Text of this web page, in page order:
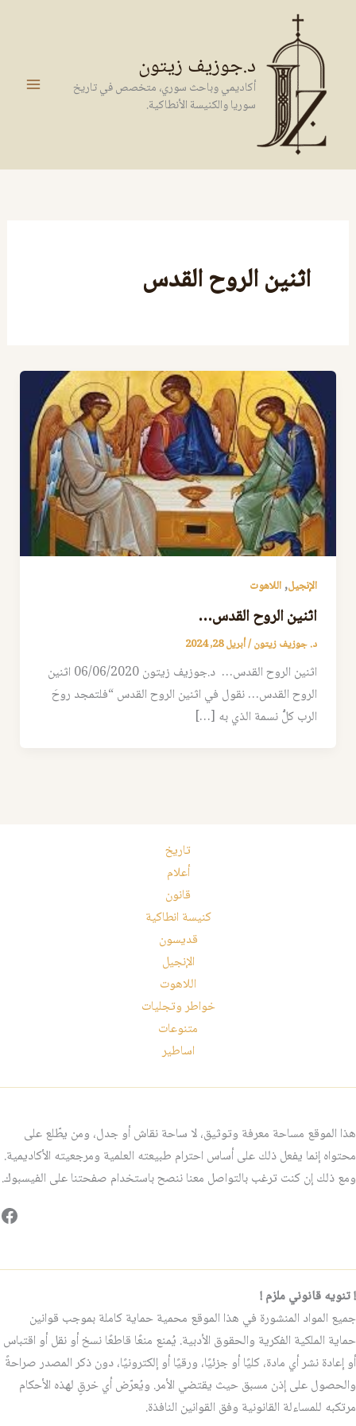
المحتوى
د.جوزيف زيتون
أكاديمي وباحث سوري، متخصص في تاريخ
سوريا والكنيسة الأنطاكية.
اثنين الروح القدس
الإنجيل,اللاهوت
اثنين الروح القدس…
د. جوزيف زيتون/أبريل 28, 2024
اثنين الروح القدس… د.جوزيف زيتون 06/06/2020 اثنين
الروح القدس… نقول في اثنين الروح القدس “فلتمجد روحَ
الرب كلُّ نسمة الذي به […]
تاريخ
أعلام
قانون
كنيسة انطاكية
قديسون
الإنجيل
اللاهوت
خواطر وتجليات
متنوعات
اساطير
هذا الموقع مساحة معرفة وتوثيق، لا ساحة نقاش أو جدل، ومن يطّلع على
محتواه إنما يفعل ذلك على أساس احترام طبيعته العلمية ومرجعيته الأكاديمية.
ومع ذلك إن كنت ترغب بالتواصل معنا ننصح باستخدام صفحتنا على الفيسبوك.
! تنويه قانوني ملزم !
جميع المواد المنشورة في هذا الموقع محمية حماية كاملة بموجب قوانين
حماية الملكية الفكرية والحقوق الأدبية. يُمنع منعًا قاطعًا نسخ أو نقل أو اقتباس
أو إعادة نشر أي مادة، كليًا أو جزئيًا، ورقيًا أو إلكترونيًا، دون ذكر المصدر صراحةً
والحصول على إذن مسبق حيث يقتضي الأمر. ويُعرّض أي خرقٍ لهذه الأحكام
مرتكبه للمساءلة القانونية وفق القوانين النافذة.